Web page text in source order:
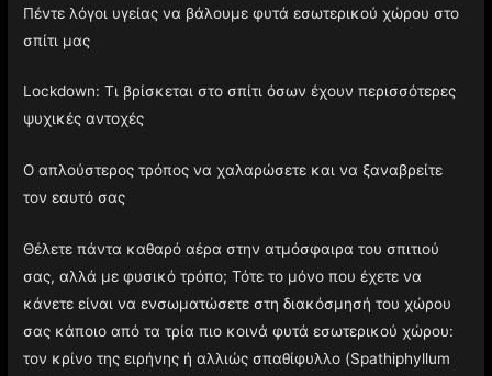
Πέντε λόγοι υγείας να βάλουμε φυτά εσωτερικού χώρου στο
σπίτι μας
Lockdown: Τι βρίσκεται στο σπίτι όσων έχουν περισσότερες
ψυχικές αντοχές
Ο απλούστερος τρόπος να χαλαρώσετε και να ξαναβρείτε
τον εαυτό σας
Θέλετε πάντα καθαρό αέρα στην ατμόσφαιρα του σπιτιού
σας, αλλά με φυσικό τρόπο; Τότε το μόνο που έχετε να
κάνετε είναι να ενσωματώσετε στη διακόσμησή του χώρου
σας κάποιο από τα τρία πιο κοινά φυτά εσωτερικού χώρου:
τον κρίνο της ειρήνης ή αλλιώς σπαθίφυλλο (Spathiphyllum